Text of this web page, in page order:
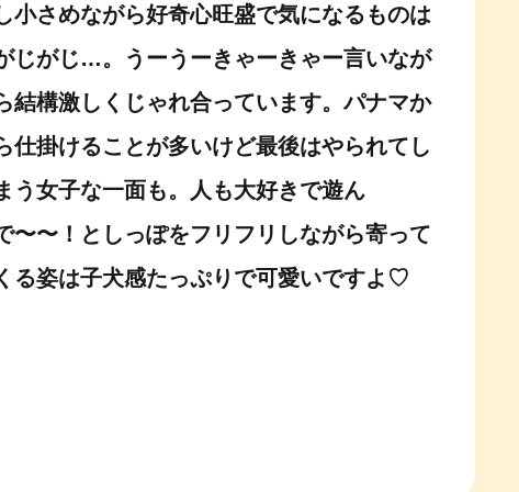
小さめながら好奇心旺盛で気になるものは
じがじ…。うーうーきゃーきゃー言いなが
結構激しくじゃれ合っています。パナマか
仕掛けることが多いけど最後はやられてし
う女子な一面も。人も大好きで遊ん
〜〜！としっぽをフリフリしながら寄って
る姿は子犬感たっぷりで可愛いですよ♡